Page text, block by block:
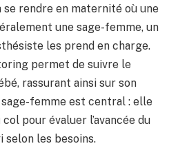
se rendre en maternité où une
une sage-femme, un
les prend en charge.
permet de suivre le
rassurant ainsi sur son
femme est central : elle
pour évaluer l’avancée du
selon les besoins.